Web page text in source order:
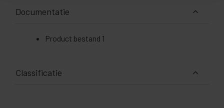
Documentatie
Product bestand 1
Classificatie